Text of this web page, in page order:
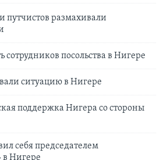
путчистов размахивали
посольства в Нигере
ситуацию в Нигере
поддержка Нигера со стороны
себя председателем
в Нигере